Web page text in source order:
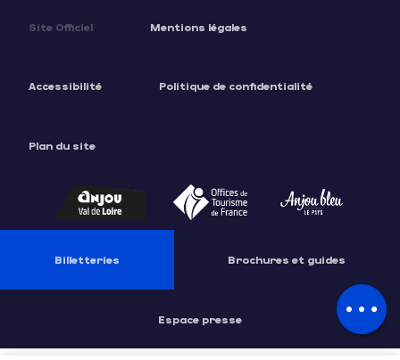
Description
Site Officiel Mentions légales
Accessibilité Politique de confidentialité
Plan du site
Billetteries Brochures et guides
Espace presse